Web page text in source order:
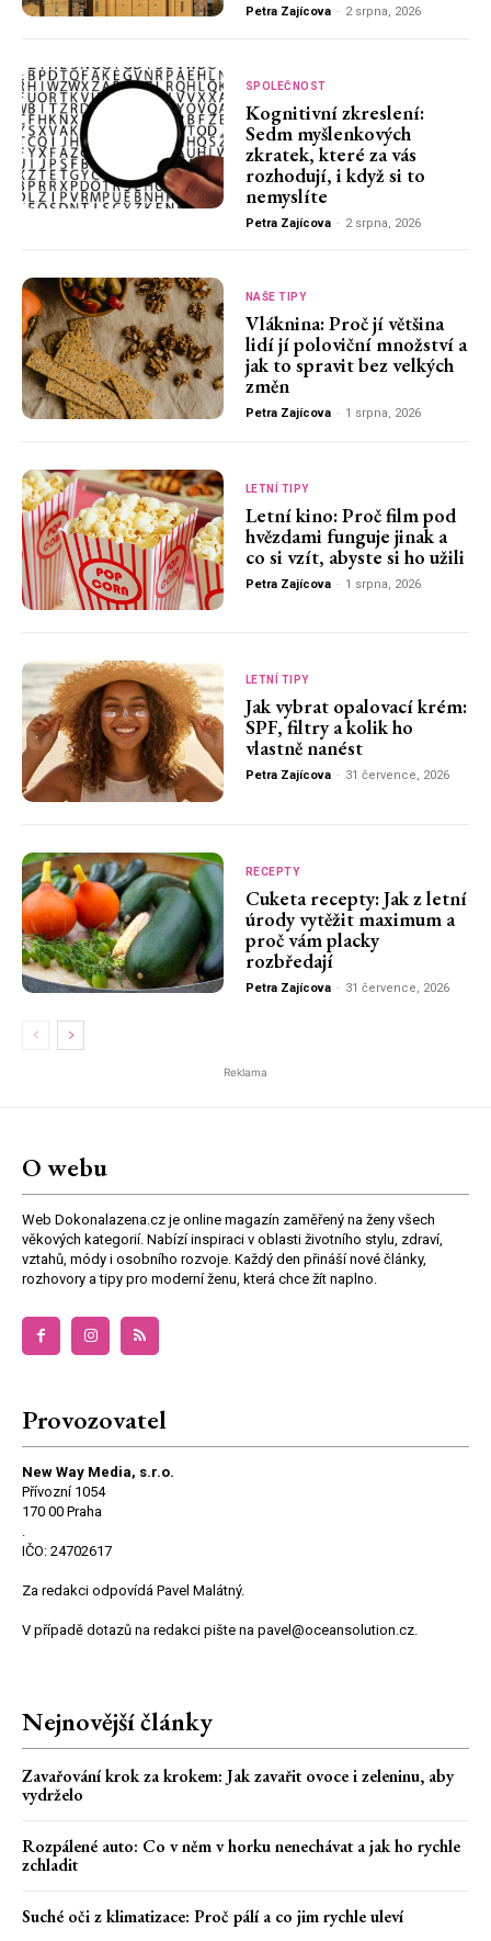
Petra Zajícova - 2 srpna, 2026
SPOLEČNOST
Kognitivní zkreslení:
Sedm myšlenkových
zkratek, které za vás
rozhodují, i když si to
nemyslíte
Petra Zajícova - 2 srpna, 2026
NAŠE TIPY
Vláknina: Proč jí většina
lidí jí poloviční množství a
jak to spravit bez velkých
změn
Petra Zajícova - 1 srpna, 2026
LETNÍ TIPY
Letní kino: Proč film pod
hvězdami funguje jinak a
co si vzít, abyste si ho užili
Petra Zajícova - 1 srpna, 2026
LETNÍ TIPY
Jak vybrat opalovací krém:
SPF, filtry a kolik ho
vlastně nanést
Petra Zajícova - 31 července, 2026
RECEPTY
Cuketa recepty: Jak z letní
úrody vytěžit maximum a
proč vám placky
rozbředají
Petra Zajícova - 31 července, 2026
Reklama
O webu
Web Dokonalazena.cz je online magazín zaměřený na ženy všech
věkových kategorií. Nabízí inspiraci v oblasti životního stylu, zdraví,
vztahů, módy i osobního rozvoje. Každý den přináší nové články,
rozhovory a tipy pro moderní ženu, která chce žít naplno.
Provozovatel
New Way Media, s.r.o.
Přívozní 1054
170 00 Praha
.
IČO: 24702617
Za redakci odpovídá Pavel Malátný.
V případě dotazů na redakci pište na pavel@oceansolution.cz.
Nejnovější články
Zavařování krok za krokem: Jak zavařit ovoce i zeleninu, aby
vydrželo
Rozpálené auto: Co v něm v horku nenechávat a jak ho rychle
zchladit
Suché oči z klimatizace: Proč pálí a co jim rychle uleví